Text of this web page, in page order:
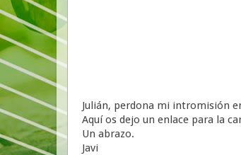
Julián, perdona mi intromisión
Aquí os dejo un enlace para la
Un abrazo.
Javi